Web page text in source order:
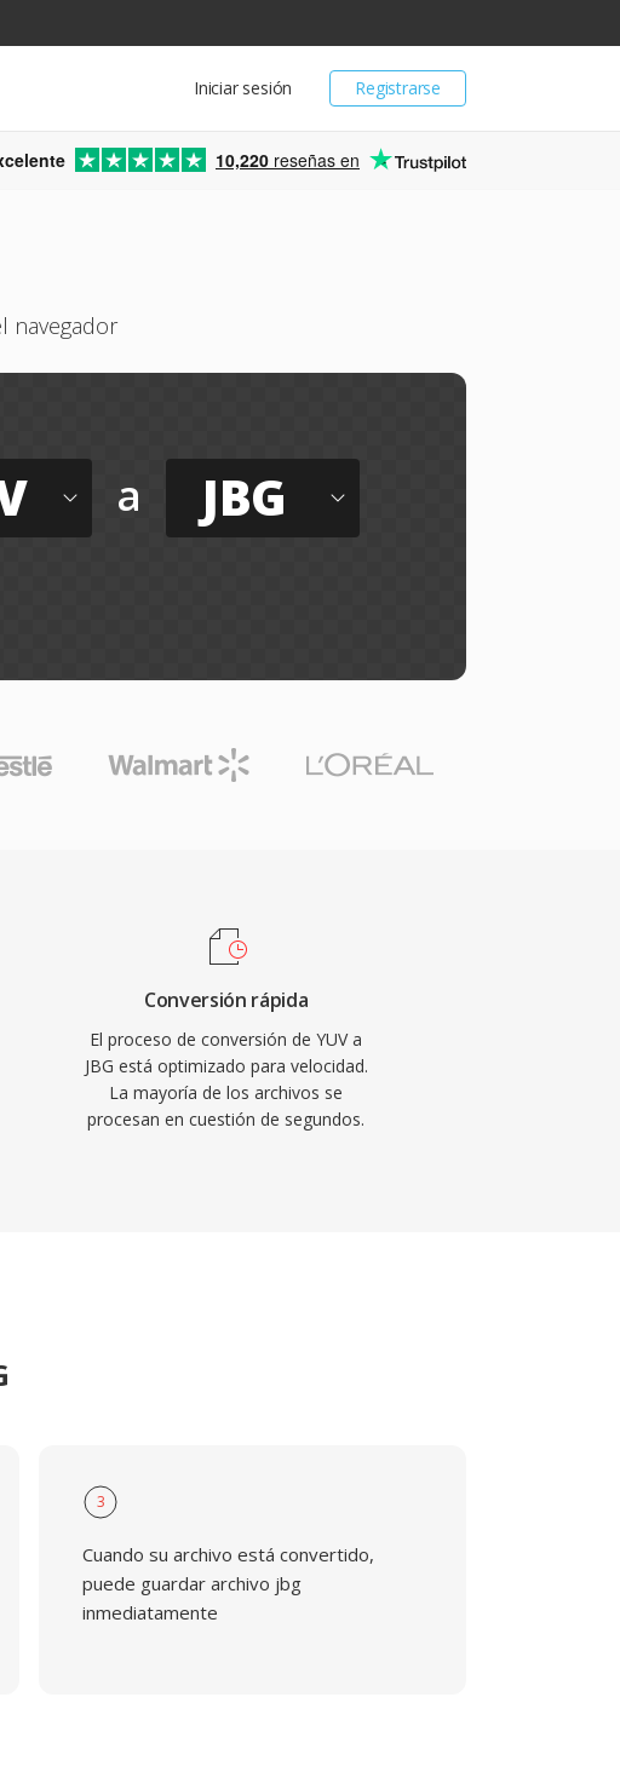
Registrarse
Iniciar sesión
10,220 reseñas en
navegador
a JBG
Conversión rápida
El proceso de conversión de YUV a
JBG está optimizado para velocidad.
La mayoría de los archivos se
procesan en cuestión de segundos.
3
Cuando su archivo está convertido,
puede guardar archivo jbg
inmediatamente